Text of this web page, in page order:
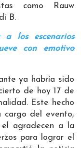
como Rauw
B.
a los escenarios
con emotivo
ya habría sido
de hoy 17 de
Este hecho
cargo del evento,
agradecen a la
para lograr el